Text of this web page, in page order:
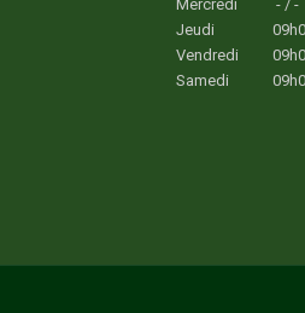
Mercredi
- / -
Jeudi
Vendredi
Samedi